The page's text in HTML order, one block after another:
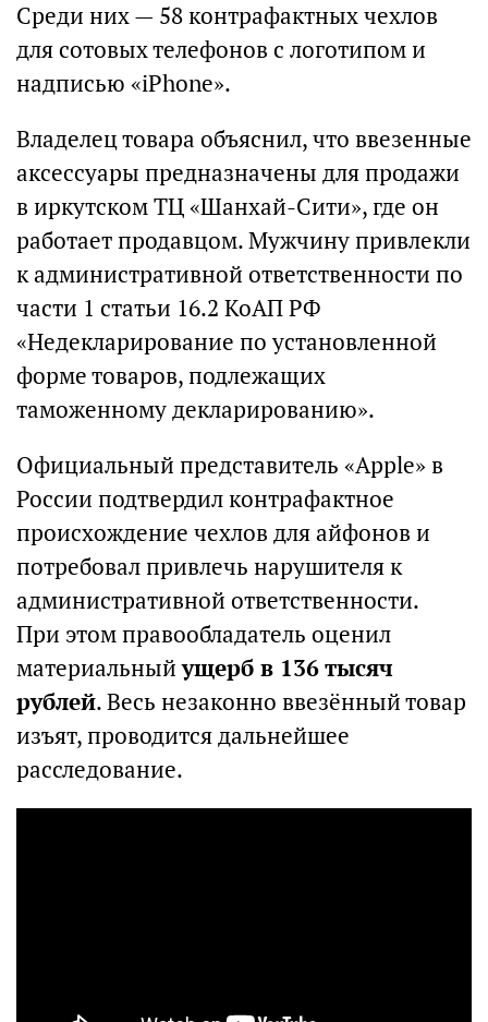
Среди них — 58 контрафактных чехлов
для сотовых телефонов с логотипом и
надписью «iPhone».
Владелец товара объяснил, что ввезенные
аксессуары предназначены для продажи
в иркутском ТЦ «Шанхай-Сити», где он
работает продавцом. Мужчину привлекли
к административной ответственности по
части 1 статьи 16.2 КоАП РФ
«Недекларирование по установленной
форме товаров, подлежащих
таможенному декларированию».
Официальный представитель «Apple» в
России подтвердил контрафактное
происхождение чехлов для айфонов и
потребовал привлечь нарушителя к
административной ответственности.
При этом правообладатель оценил
материальныйущерб в 136 тысяч
рублей. Весь незаконно ввезённый товар
изъят, проводится дальнейшее
расследование.